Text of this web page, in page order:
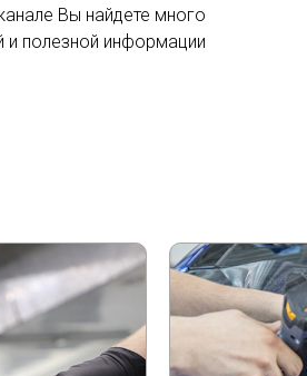
Вы найдете много
и полезной информации